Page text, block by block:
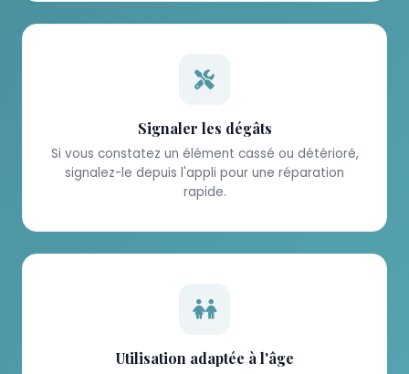
Signaler les dégâts
Si vous constatez un élément cassé ou détérioré,
signalez-le depuis l'appli pour une réparation
rapide.
Utilisation adaptée à l'âge